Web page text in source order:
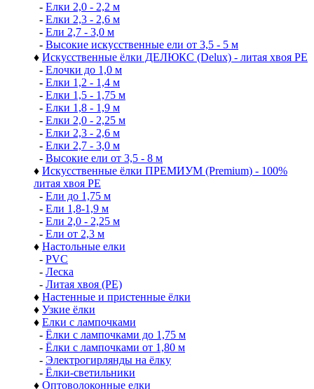
- Елки 2,0 - 2,2 м
- Елки 2,3 - 2,6 м
- Ели 2,7 - 3,0 м
- Высокие искусственные ели от 3,5 - 5 м
♦ Искусственные ёлки ДЕЛЮКС (Delux) - литая хвоя РЕ
- Елочки до 1,0 м
- Елки 1,2 - 1,4 м
- Елки 1,5 - 1,75 м
- Елки 1,8 - 1,9 м
- Елки 2,0 - 2,25 м
- Елки 2,3 - 2,6 м
- Елки 2,7 - 3,0 м
- Высокие ели от 3,5 - 8 м
♦ Искусственные ёлки ПРЕМИУМ (Premium) - 100%
литая хвоя РЕ
- Ели до 1,75 м
- Ели 1,8-1,9 м
- Ели 2,0 - 2,25 м
- Ели от 2,3 м
♦ Настольные елки
- PVC
- Леска
- Литая хвоя (РЕ)
♦ Настенные и пристенные ёлки
♦ Узкие ёлки
♦ Елки с лампочками
- Ёлки с лампочками до 1,75 м
- Ёлки с лампочками от 1,80 м
- Электрогирлянды на ёлку
- Ёлки-светильники
♦ Оптоволоконные елки